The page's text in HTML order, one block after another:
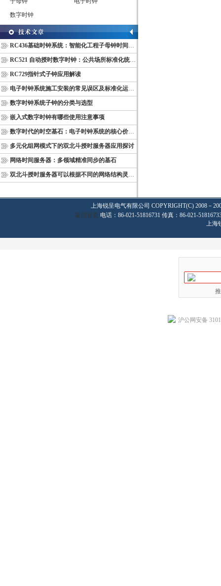
数字时钟
RC436基础时钟系统：智能化工程子母钟时间同步配套设备
RC521 自动授时数字时钟：公共场所标准化统一计时终端
RC729指针式子钟应用解读
电子时钟系统施工安装的常见误区及标准化运维管理规范
数字时钟系统子钟的分类与选型
嵌入式数字时钟有哪些使用注意事项
数字时代的时空基石：电子时钟系统的核心价值与多维意义
多元化组网模式下的双北斗授时服务器应用探讨
网络时间服务器：多领域精准同步的基石
双北斗授时服务器可以根据不同的网络结构灵活部署
上海锐呈电气有限公司 COPYRIGHT(C) 2008－
返回首页 电话：86-021-51816731 传真：86-021-
上海
沪公网安备